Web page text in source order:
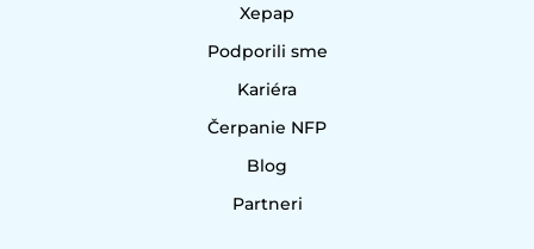
Xepap
Podporili sme
Kariéra
Čerpanie NFP
Blog
Partneri